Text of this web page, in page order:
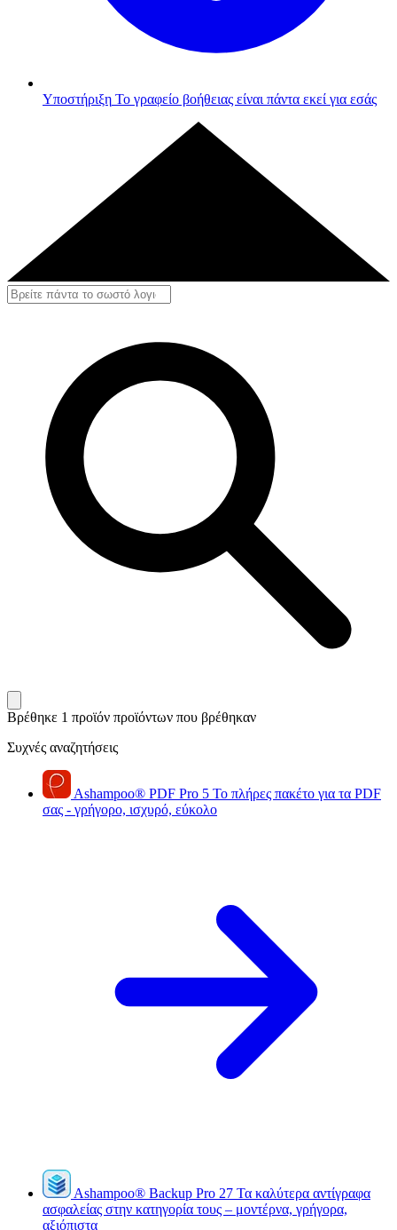
Υποστήριξη Το γραφείο βοήθειας είναι πάντα εκεί για εσάς
Βρέθηκε 1 προϊόν προϊόντων που βρέθηκαν
Συχνές αναζητήσεις
Ashampoo® PDF Pro 5 Το πλήρες πακέτο για τα PDF
σας - γρήγορο, ισχυρό, εύκολο
Ashampoo® Backup Pro 27 Τα καλύτερα αντίγραφα
ασφαλείας στην κατηγορία τους – μοντέρνα, γρήγορα,
αξιόπιστα